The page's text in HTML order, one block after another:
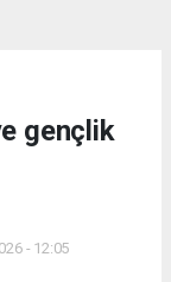
gençlik
- 12:05